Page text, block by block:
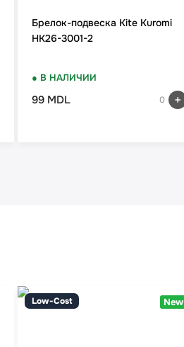
Брелок-подвеска Kite Kuromi
HK26-3001-2
● В НАЛИЧИИ
99 MDL 0
Low-Cost New